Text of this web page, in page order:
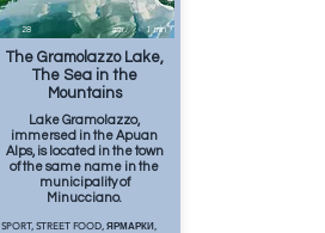
авг. 1 min
28
The Gramolazzo Lake,
The Sea in the
Mountains
Lake Gramolazzo,
immersed in the Apuan
Alps, is located in the town
of the same name in the
municipality of
Minucciano.
SPORT, STREET FOOD, ЯРМАРКИ,